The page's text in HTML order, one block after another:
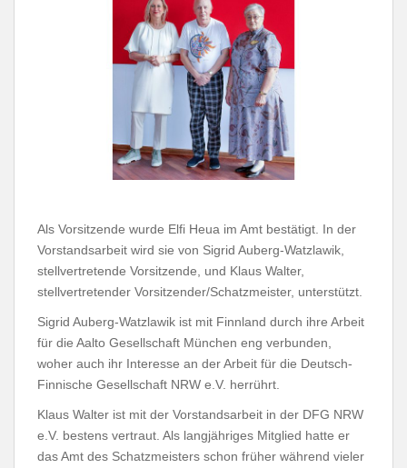
Als Vorsitzende wurde Elfi Heua im Amt bestätigt. In der
Vorstandsarbeit wird sie von Sigrid Auberg-Watzlawik,
stellvertretende Vorsitzende, und Klaus Walter,
stellvertretender Vorsitzender/Schatzmeister, unterstützt.
Sigrid Auberg-Watzlawik ist mit Finnland durch ihre Arbeit
für die Aalto Gesellschaft München eng verbunden,
woher auch ihr Interesse an der Arbeit für die Deutsch-
Finnische Gesellschaft NRW e.V. herrührt.
Klaus Walter ist mit der Vorstandsarbeit in der DFG NRW
e.V. bestens vertraut. Als langjähriges Mitglied hatte er
das Amt des Schatzmeisters schon früher während vieler